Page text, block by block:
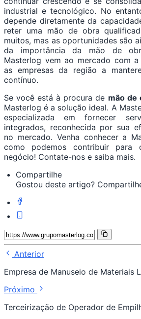
industrial e tecnológico. No
depende diretamente da
reter uma mão de obra
muitos, mas as oportunidades são
da importância da mão de
Masterlog vem ao mercado com
as empresas da região a
contínuo.
Se você está à procura de mão de
Masterlog é a solução ideal. A
especializada em fornecer
integrados, reconhecida por sua
no mercado. Venha conhecer a
como podemos contribuir para
negócio! Contate-nos e saiba mais.
Compartilhe
Gostou deste artigo?
Anterior
Empresa de Manuseio de Materiais
Próximo
Terceirização de Operador de